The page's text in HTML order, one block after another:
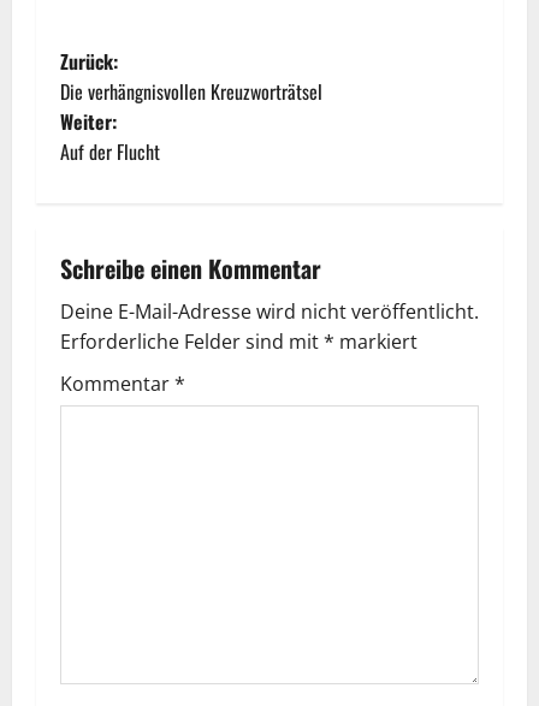
Zurück:
Die verhängnisvollen Kreuzworträtsel
Weiter:
Auf der Flucht
Schreibe einen Kommentar
Deine E-Mail-Adresse wird nicht veröffentlicht.
Erforderliche Felder sind mit* markiert
Kommentar*